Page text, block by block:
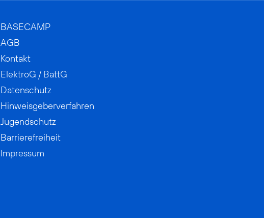
BASECAMP
AGB
Kontakt
ElektroG / BattG
Datenschutz
Hinweisgeberverfahren
Jugendschutz
Barrierefreiheit
Impressum